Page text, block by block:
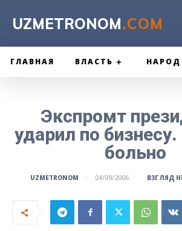
UZMETRONOM.COM
ГЛАВНАЯ ВЛАСТЬ НАРОД
Экспромт
ударил по
больно
UZMETRONOM 04/09/2006 ВЗГЛЯД